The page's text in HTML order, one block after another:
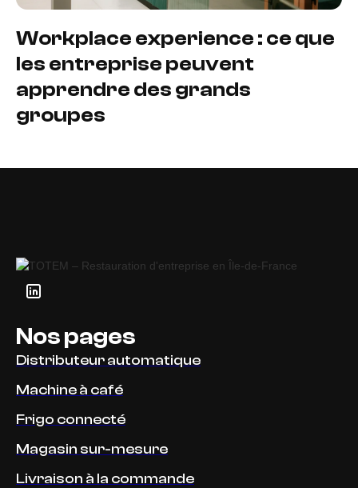
Workplace experience : ce que
les entreprise peuvent
apprendre des grands
groupes
Nos pages
Distributeur automatique
Machine à café
Frigo connecté
Magasin sur-mesure
Livraison à la commande